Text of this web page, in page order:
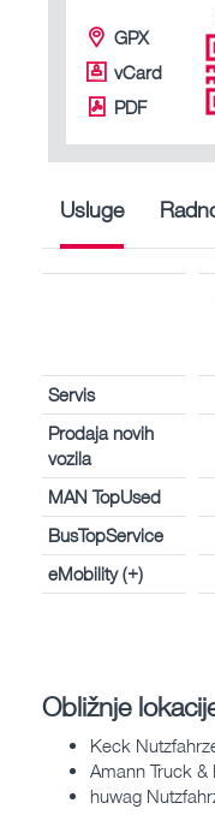
GPX
vCard
PDF
Usluge
Servis
Prodaja novih
vozila
MAN TopUsed
BusTopService
eMobility (+)
Obližnje
Keck
Amann Truck
huwag